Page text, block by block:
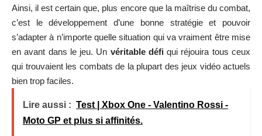
Ainsi, il est certain que, plus encore que la maîtrise du combat,
c’est le développement d’une bonne stratégie et pouvoir
s’adapter à n’importe quelle situation qui va vraiment être mise
en avant dans le jeu. Un véritable défiqui réjouira tous ceux
qui trouvaient les combats de la plupart des jeux vidéo actuels
bien trop faciles.
Lire aussi : Test | Xbox One - Valentino Rossi -
Moto GP et plus si affinités.